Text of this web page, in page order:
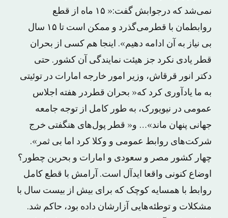
نمی‌شد که درجوابش گفت:« ۱۵ ماه از قطع
روابطمان با قطرمی‌گذرد و ممکن است تا ۱۵ سال
بی نیاز به آن ادامه دهیم». اینجا هم کسی از بحران
قطر یادی نکرد جز هیئت نمایندگی آن کشور. حتی
دکتر انور قرقاش، وزیر امور خارجه امارات در توئیتی
به ما یادآوری کرد که« بحران قطردر هفته اجلاس
عمومی در نیویورک، به طور کامل از توجه جامعه
جهانی پنهان ماند»… و« قطر پول‌های هنگفتی خرج
شرکت‌های روابط عمومی و وکلا کرد اما بی ثمر».
چهار کشور مصر و سعودی و امارات و بحرین چطور؟
اوضاع کنونی واقعا ایدآل است. آرامش با قطع کامل
روابط با همسایه کوچک که برای بیش از بیست سال با
مشکلات و توطئه‌هایی آزارشان داده بود، حاکم شد.